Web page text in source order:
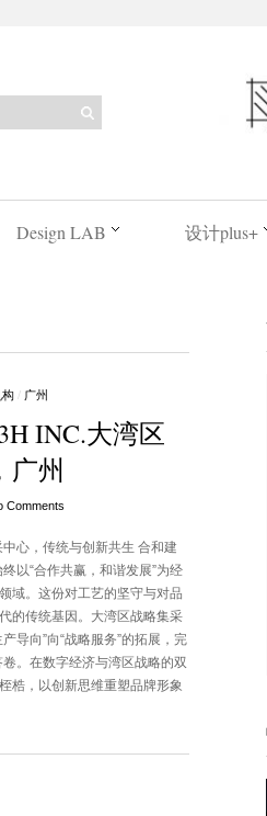
Design LAB 设计plus+
/ 广州
INC.大湾区
广州
Comments
心，传统与创新共生 合和建
以“合作共赢，和谐发展”为经
域。这份对工艺的坚守与对品
的传统基因。大湾区战略集采
导向”向“战略服务”的拓展，完
卷。在数字经济与湾区战略的双
梏，以创新思维重塑品牌形象